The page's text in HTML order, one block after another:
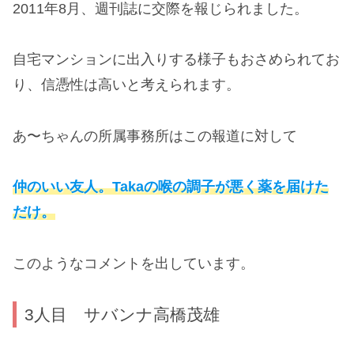
2011年8月、週刊誌に交際を報じられました。
自宅マンションに出入りする様子もおさめられてお
り、信憑性は高いと考えられます。
あ〜ちゃんの所属事務所はこの報道に対して
仲のいい友人。Takaの喉の調子が悪く薬を届けた
だけ。
このようなコメントを出しています。
3人目 サバンナ高橋茂雄